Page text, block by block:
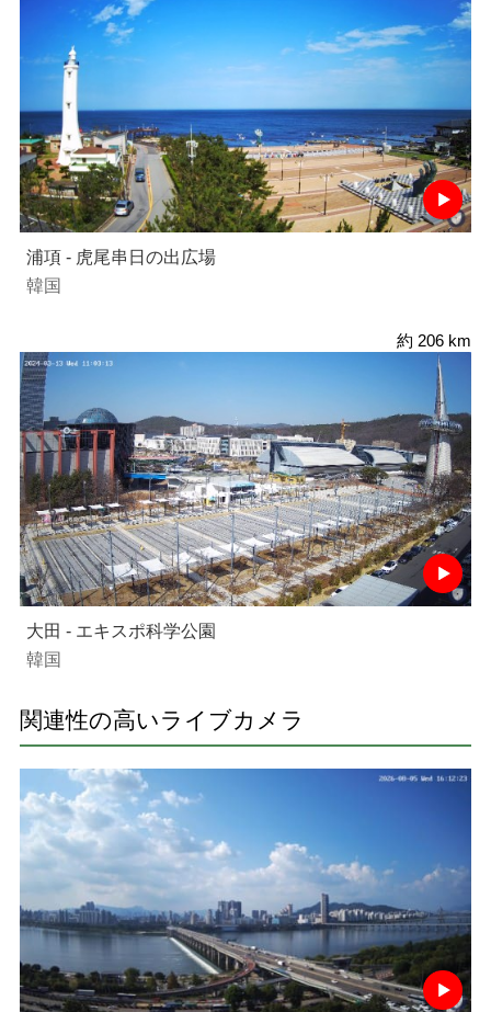
浦項 - 虎尾串日の出広場
韓国
約 206 km
大田 - エキスポ科学公園
韓国
関連性の高いライブカメラ